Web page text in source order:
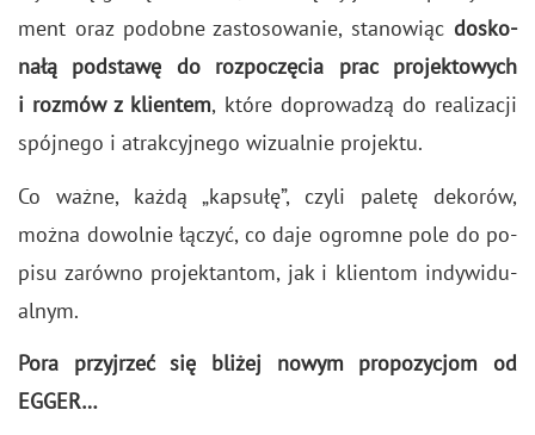
ment oraz po­dob­ne za­sto­so­wa­nie, sta­no­wiąc do­sko­
na­łą pod­sta­wę do roz­po­czę­cia prac pro­jek­to­wych
i roz­mów z klien­tem, które do­pro­wa­dzą do re­ali­za­cji
spój­ne­go i atrak­cyj­ne­go wi­zu­al­nie pro­jek­tu.
Co ważne, każdą „kap­su­łę”, czyli pa­le­tę de­ko­rów,
można do­wol­nie łą­czyć, co daje ogrom­ne pole do po­
pi­su za­rów­no pro­jek­tan­tom, jak i klien­tom in­dy­wi­du­
al­nym.
Pora przyj­rzeć się bli­żej nowym pro­po­zy­cjom od
EGGER…